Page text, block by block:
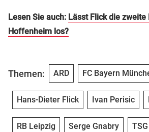
Lesen Sie auch: Lässt Flick die zweite
Hoffenheim los?
Themen: ARD FC Bayern
Hans-Dieter Flick Ivan Perisic
RB Leipzig Serge Gnabry